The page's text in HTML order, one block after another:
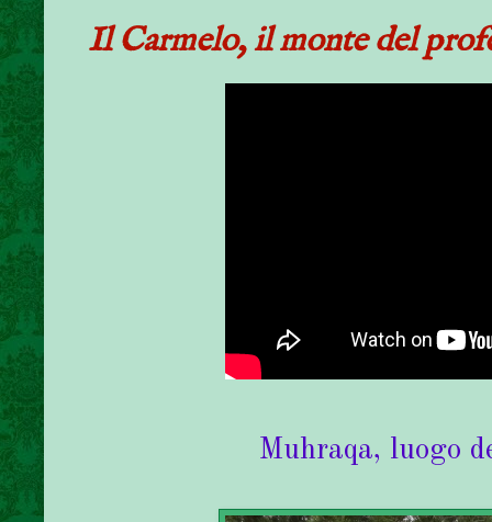
Il Carmelo, il monte del
Muhraqa, luogo